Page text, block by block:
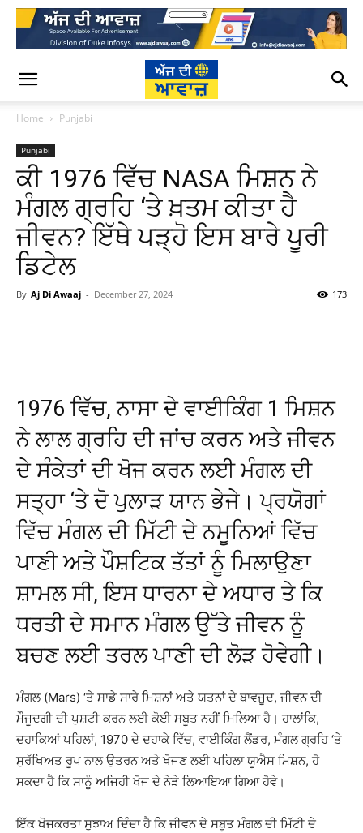
Home Punjabi
Punjabi
ਕੀ 1976 ਵਿੱਚ NASA ਮਿਸ਼ਨ ਨੇ
ਮੰਗਲ ਗ੍ਰਹਿ ‘ਤੇ ਖ਼ਤਮ ਕੀਤਾ ਹੈ
ਜੀਵਨ? ਇੱਥੇ ਪੜ੍ਹੋ ਇਸ ਬਾਰੇ ਪੂਰੀ
ਡਿਟੇਲ
By Aj Di Awaaj - December 27, 2024 173
1976 ਵਿੱਚ, ਨਾਸਾ ਦੇ ਵਾਈਕਿੰਗ 1 ਮਿਸ਼ਨ
ਨੇ ਲਾਲ ਗ੍ਰਹਿ ਦੀ ਜਾਂਚ ਕਰਨ ਅਤੇ ਜੀਵਨ
ਦੇ ਸੰਕੇਤਾਂ ਦੀ ਖੋਜ ਕਰਨ ਲਈ ਮੰਗਲ ਦੀ
ਸਤ੍ਹਾ ‘ਤੇ ਦੋ ਪੁਲਾੜ ਯਾਨ ਭੇਜੇ। ਪ੍ਰਯੋਗਾਂ
ਵਿੱਚ ਮੰਗਲ ਦੀ ਮਿੱਟੀ ਦੇ ਨਮੂਨਿਆਂ ਵਿੱਚ
ਪਾਣੀ ਅਤੇ ਪੌਸ਼ਟਿਕ ਤੱਤਾਂ ਨੂੰ ਮਿਲਾਉਣਾ
ਸ਼ਾਮਲ ਸੀ, ਇਸ ਧਾਰਨਾ ਦੇ ਅਧਾਰ ਤੇ ਕਿ
ਧਰਤੀ ਦੇ ਸਮਾਨ ਮੰਗਲ ਉੱਤੇ ਜੀਵਨ ਨੂੰ
ਬਚਣ ਲਈ ਤਰਲ ਪਾਣੀ ਦੀ ਲੋੜ ਹੋਵੇਗੀ।
ਮੰਗਲ (Mars) ‘ਤੇ ਸਾਡੇ ਸਾਰੇ ਮਿਸ਼ਨਾਂ ਅਤੇ ਯਤਨਾਂ ਦੇ ਬਾਵਜੂਦ, ਜੀਵਨ ਦੀ
ਮੌਜੂਦਗੀ ਦੀ ਪੁਸ਼ਟੀ ਕਰਨ ਲਈ ਕੋਈ ਸਬੂਤ ਨਹੀਂ ਮਿਲਿਆ ਹੈ। ਹਾਲਾਂਕਿ,
ਦਹਾਕਿਆਂ ਪਹਿਲਾਂ, 1970 ਦੇ ਦਹਾਕੇ ਵਿੱਚ, ਵਾਈਕਿੰਗ ਲੈਂਡਰ, ਮੰਗਲ ਗ੍ਰਹਿ ‘ਤੇ
ਸੁਰੱਖਿਅਤ ਰੂਪ ਨਾਲ ਉਤਰਨ ਅਤੇ ਖੋਜਣ ਲਈ ਪਹਿਲਾ ਯੂਐਸ ਮਿਸ਼ਨ, ਹੋ
ਸਕਦਾ ਹੈ ਕਿ ਸਾਨੂੰ ਅਜਿਹੀ ਖੋਜ ਦੇ ਨੇੜੇ ਲਿਆਇਆ ਗਿਆ ਹੋਵੇ।
ਇੱਕ ਖੋਜਕਰਤਾ ਸੁਝਾਅ ਦਿੰਦਾ ਹੈ ਕਿ ਜੀਵਨ ਦੇ ਸਬੂਤ ਮੰਗਲ ਦੀ ਮਿੱਟੀ ਦੇ